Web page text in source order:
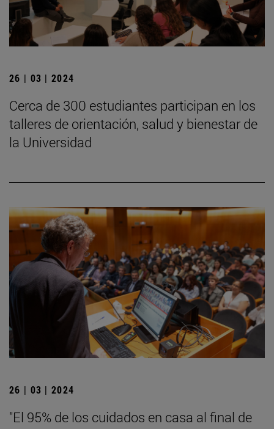
26 | 03 | 2024
Cerca de 300 estudiantes participan en los
talleres de orientación, salud y bienestar de
la Universidad
26 | 03 | 2024
"El 95% de los cuidados en casa al final de